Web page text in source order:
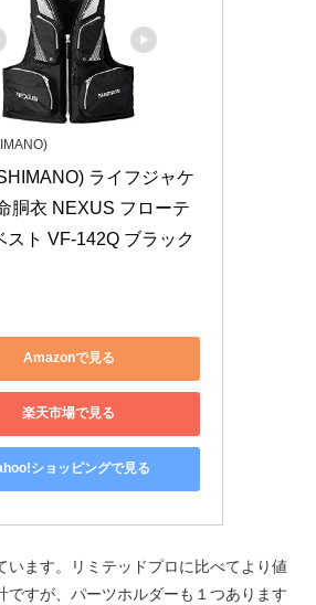
ライフジャケ
胴衣 NEXUS フローテ
スト VF-142Q ブラック
Amazonで見る
楽天市場で見る
ショッピングで見る
います。リミテッドプロに比べてより値
ですが、パーツホルダーも１つあります